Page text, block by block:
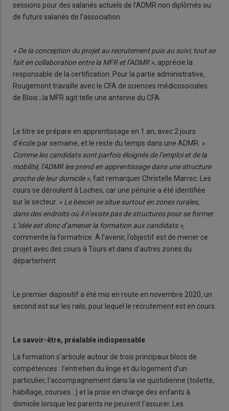
sessions pour des salariés actuels de l’ADMR non diplômés ou
de futurs salariés de l’association.
« De la conception du projet au recrutement puis au suivi, tout se
fait en collaboration entre la MFR et l’ADMR », apprécie la
responsable de la certification. Pour la partie administrative,
Rougemont travaille avec le CFA de sciences médicosociales
de Blois ; la MFR agit telle une antenne du CFA.
Le titre se prépare en apprentissage en 1 an, avec 2 jours
d’école par semaine, et le reste du temps dans une ADMR. «
Comme les candidats sont parfois éloignés de l’emploi et de la
mobilité, l’ADMR les prend en apprentissage dans une structure
proche de leur domicile », fait remarquer Christelle Marrec. Les
cours se déroulent à Loches, car une pénurie a été identifiée
sur le secteur. « Le besoin se situe surtout en zones rurales,
dans des endroits où il n’existe pas de structures pour se former.
L’idée est donc d’amener la formation aux candidats »,
commente la formatrice. A l’avenir, l’objectif est de mener ce
projet avec des cours à Tours et dans d’autres zones du
département.
Le premier dispositif a été mis en route en novembre 2020, un
second est sur les rails, pour lequel le recrutement est en cours.
Le savoir-être, préalable indispensable
La formation s’articule autour de trois principaux blocs de
compétences : l’entretien du linge et du logement d’un
particulier, l’accompagnement dans la vie quotidienne (toilette,
habillage, courses…) et la prise en charge des enfants à
domicile lorsque les parents ne peuvent l’assurer. Les